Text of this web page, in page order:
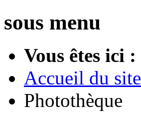
sous menu
Vous êtes ici :
Accueil du site
Photothèque